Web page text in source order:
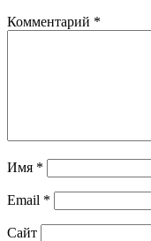
Комментарий *
Имя *
Email *
Сайт